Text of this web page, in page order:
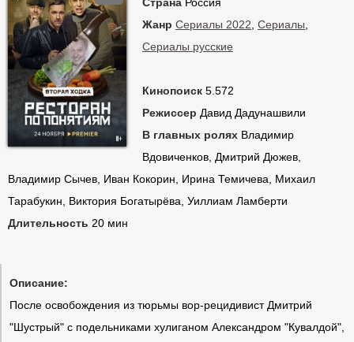
Жанр Сериалы 2022 Сериалы
Сериалы русские
Кинопоиск 5.572
Режиссер Давид Дадунашвили
В главных ролях Владимир
Вдовиченков, Дмитрий Дюжев,
Владимир Сычев, Иван Кокорин, Ирина Темичева, Михаил
Тарабукин, Виктория Богатырёва, Уиллиам Ламберти
Длительность 20 мин
Описание:
После освобождения из тюрьмы вор-рецидивист Дмитрий
"Шустрый" с подельниками хулиганом Александром "Кувалдой",